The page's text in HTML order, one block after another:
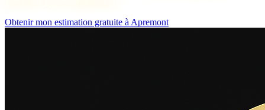
Obtenir mon estimation gratuite à Apremont